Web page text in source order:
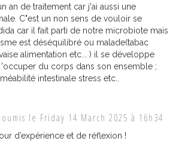
an de traitement car j'ai aussi une
C"est un non sens de vouloir se
car il fait parti de notre microbiote mais
est déséquilibré ou malade(tabac
alimentation etc... ) il se développe
du corps dans son ensemble ;
intestinale stress etc..
le Friday 14 March 2025 à 16h34
d’expérience et de réflexion !